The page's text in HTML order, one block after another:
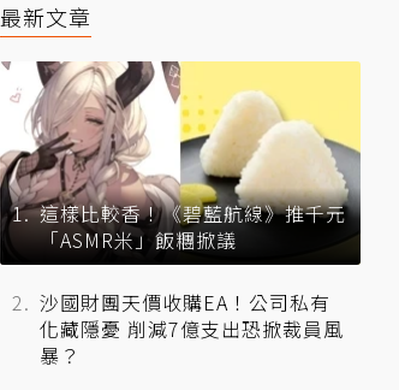
最新文章
這樣比較香！《碧藍航線》推千元
「ASMR米」飯糰掀議
沙國財團天價收購EA！公司私有
化藏隱憂 削減7億支出恐掀裁員風
暴？